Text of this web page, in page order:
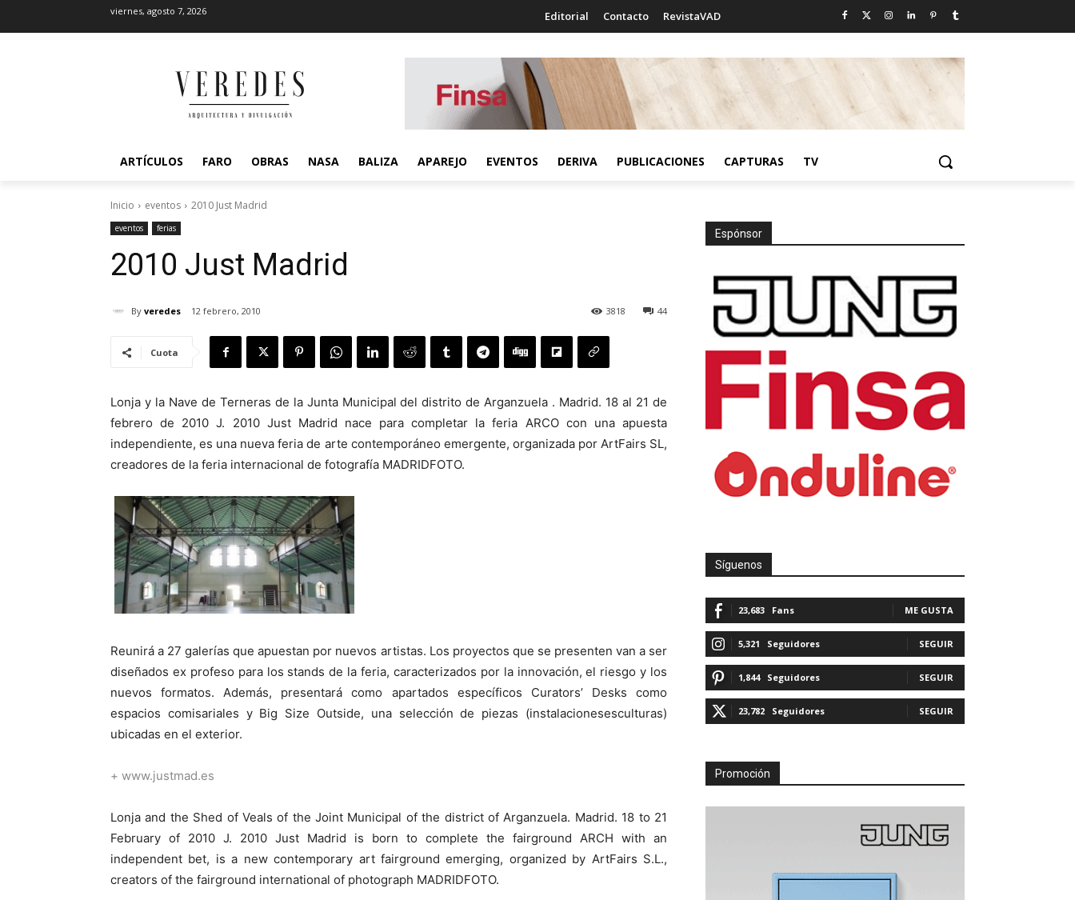
viernes, agosto 7, 2026 Editorial Contacto RevistaVAD
ARTÍCULOS FARO OBRAS NASA BALIZA APAREJO EVENTOS DERIVA PUBLICACIONES CAPTURAS TV
Inicio eventos 2010 Just Madrid
eventos ferias
2010 Just Madrid
By veredes 12 febrero, 2010 44
3818
Cuota
Lonja y la Nave de Terneras de la Junta Municipal del distrito de Arganzuela . Madrid. 18 al 21 de
febrero de 2010 J. 2010 Just Madrid nace para completar la feria ARCO con una apuesta
independiente, es una nueva feria de arte contemporáneo emergente, organizada por ArtFairs SL,
creadores de la feria internacional de fotografía MADRIDFOTO.
Reunirá a 27 galerías que apuestan por nuevos artistas. Los proyectos que se presenten van a ser
diseñados ex profeso para los stands de la feria, caracterizados por la innovación, el riesgo y los
nuevos formatos. Además, presentará como apartados específicos Curators’ Desks como
espacios comisariales y Big Size Outside, una selección de piezas (instalacionesesculturas)
ubicadas en el exterior.
+ www.justmad.es
Lonja and the Shed of Veals of the Joint Municipal of the district of Arganzuela. Madrid. 18 to 21
February of 2010 J. 2010 Just Madrid is born to complete the fairground ARCH with an
independent bet, is a new contemporary art fairground emerging, organized by ArtFairs S.L.,
creators of the fairground international of photograph MADRIDFOTO.
Espónsor
Síguenos
23,683 Fans ME GUSTA
5,321 Seguidores SEGUIR
1,844 Seguidores SEGUIR
23,782 Seguidores SEGUIR
Promoción